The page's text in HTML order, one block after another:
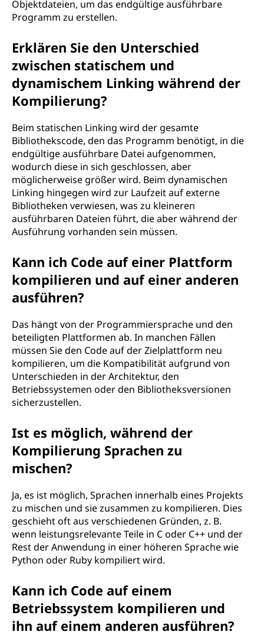
Objektdateien, um das endgültige ausführbare
Programm zu erstellen.
Erklären Sie den Unterschied
zwischen statischem und
dynamischem Linking während der
Kompilierung?
Beim statischen Linking wird der gesamte
Bibliothekscode, den das Programm benötigt, in die
endgültige ausführbare Datei aufgenommen,
wodurch diese in sich geschlossen, aber
möglicherweise größer wird. Beim dynamischen
Linking hingegen wird zur Laufzeit auf externe
Bibliotheken verwiesen, was zu kleineren
ausführbaren Dateien führt, die aber während der
Ausführung vorhanden sein müssen.
Kann ich Code auf einer Plattform
kompilieren und auf einer anderen
ausführen?
Das hängt von der Programmiersprache und den
beteiligten Plattformen ab. In manchen Fällen
müssen Sie den Code auf der Zielplattform neu
kompilieren, um die Kompatibilität aufgrund von
Unterschieden in der Architektur, den
Betriebssystemen oder den Bibliotheksversionen
sicherzustellen.
Ist es möglich, während der
Kompilierung Sprachen zu
mischen?
Ja, es ist möglich, Sprachen innerhalb eines Projekts
zu mischen und sie zusammen zu kompilieren. Dies
geschieht oft aus verschiedenen Gründen, z. B.
wenn leistungsrelevante Teile in C oder C++ und der
Rest der Anwendung in einer höheren Sprache wie
Python oder Ruby kompiliert wird.
Kann ich Code auf einem
Betriebssystem kompilieren und
ihn auf einem anderen ausführen?